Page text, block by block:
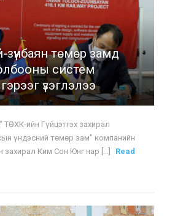
төмөр замд
систем
үзэглэлээ
ийн Гүйцэтгэх захирал
үндэсний төмөр зам” компанийн
Ким Сон Юнг нар [...]
Read